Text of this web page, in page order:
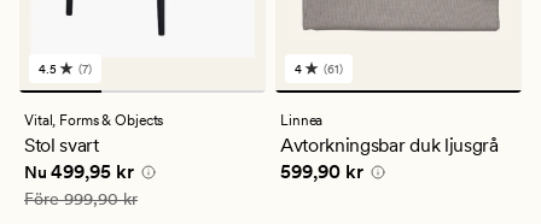
7
omdömen
med
ett
genomsnittligt
betyg
på
4.5
4.5 (7)
Vital, Forms & Objects
Stol svart
Nuvarande pris
Nu 499,95 kr
Ordinarie pris 999,90 kr
Före999,90 kr
61
omdömen
med
ett
genomsnittligt
betyg
4 (61)
Linnea
Avtorkningsbar duk ljusgrå
Pris 599,90 kr
599,90 kr